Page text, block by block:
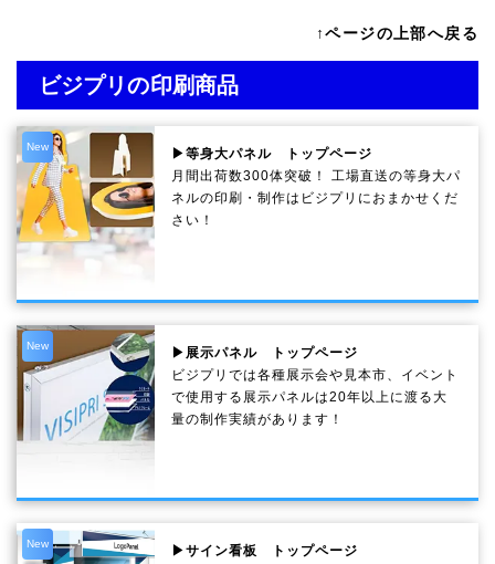
↑ページの上部へ戻る
ビジプリの印刷商品
New
▶等身大パネル トップページ
月間出荷数300体突破！ 工場直送の等身大パ
ネルの印刷・制作は ビジプリ におまかせくだ
さい！
New
▶展示パネル トップページ
ビジプリでは各種展示会や見本市、イベント
で使用する展示パネルは20年以上に渡る大
量の制作実績があります！
New
▶サイン看板 トップページ